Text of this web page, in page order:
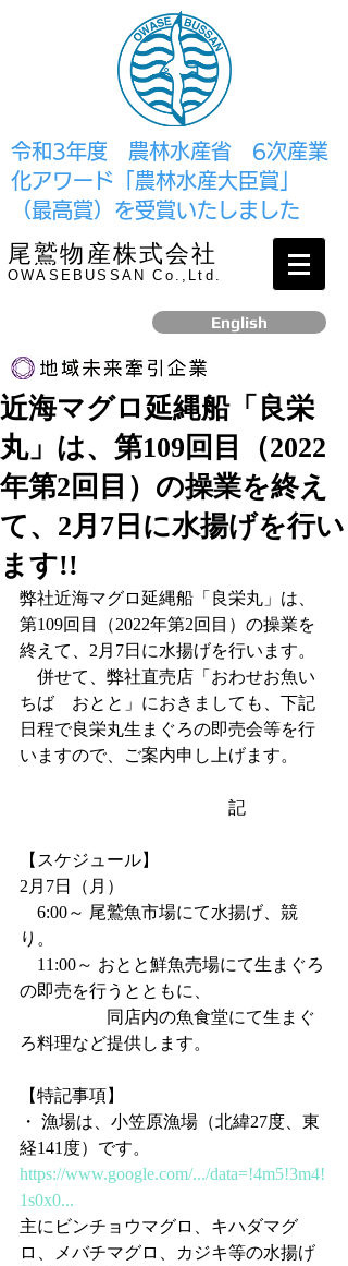
​令和3年度 農林水産省 6次産業
化アワード「農林水産大臣賞」
（最高賞）を受賞いたしました
尾鷲物産株式会社
OWASEBUSSAN Co.,Ltd.
English
リンク
​2017年12月、経済産業省より認定されました
近海マグロ延縄船「良栄
丸」は、第109回目（2022
年第2回目）の操業を終え
て、2月7日に水揚げを行い
ます!!
弊社近海マグロ延縄船「良栄丸」は、
第109回目（2022年第2回目）の操業を
終えて、2月7日に水揚げを行います。
併せて、弊社直売店「おわせお魚い
ちば　おとと」におきましても、下記
日程で良栄丸生まぐろの即売会等を行
いますので、ご案内申し上げます。
記
【スケジュール】
2月7日（月）
り。
の即売を行うとともに、
同店内の魚食堂にて生まぐ
ろ料理など提供します。
【特記事項】
・ 漁場は、小笠原漁場（北緯27度、東
経141度）です。
https://www.google.com/.../data=!4m5!3m4!
1s0x0...
主にビンチョウマグロ、キハダマグ
ロ、メバチマグロ、カジキ等の水揚げ